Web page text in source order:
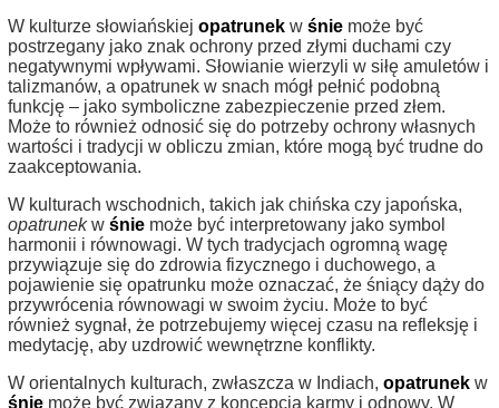
W kulturze słowiańskiej opatrunek w śnie może być
postrzegany jako znak ochrony przed złymi duchami czy
negatywnymi wpływami. Słowianie wierzyli w siłę amuletów i
talizmanów, a opatrunek w snach mógł pełnić podobną
funkcję – jako symboliczne zabezpieczenie przed złem.
Może to również odnosić się do potrzeby ochrony własnych
wartości i tradycji w obliczu zmian, które mogą być trudne do
zaakceptowania.
W kulturach wschodnich, takich jak chińska czy japońska,
opatrunekw śnie może być interpretowany jako symbol
harmonii i równowagi. W tych tradycjach ogromną wagę
przywiązuje się do zdrowia fizycznego i duchowego, a
pojawienie się opatrunku może oznaczać, że śniący dąży do
przywrócenia równowagi w swoim życiu. Może to być
również sygnał, że potrzebujemy więcej czasu na refleksję i
medytację, aby uzdrowić wewnętrzne konflikty.
W orientalnych kulturach, zwłaszcza w Indiach, opatrunek w
śnie może być związany z koncepcją karmy i odnowy. W